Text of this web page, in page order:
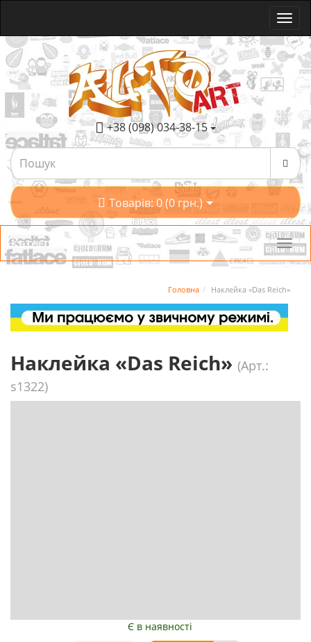
+38 (098) 034-38-15
Товарів: 0 (0 грн.)
Категорії
Головна Наклейка «Das Reich»
Наклейка «Das Reich» (Арт.:
s1322)
Є в наявності